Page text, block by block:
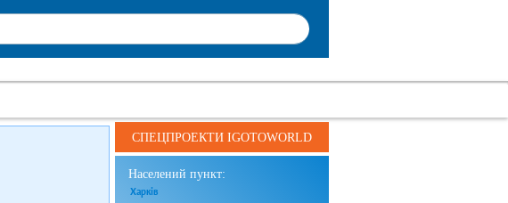
СПЕЦПРОЕКТИ IGOTOWORLD
Населений пункт:
Харків